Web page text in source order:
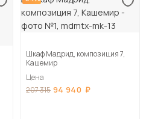
Шкаф Мадрид, композиция 7,
Кашемир
Цена
207 315 94 940